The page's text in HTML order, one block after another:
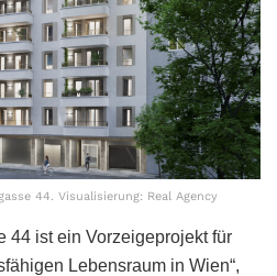
44. Visualisierung: Real Agency
44 ist ein Vorzeigeprojekt für
Lebensraum in Wien“,